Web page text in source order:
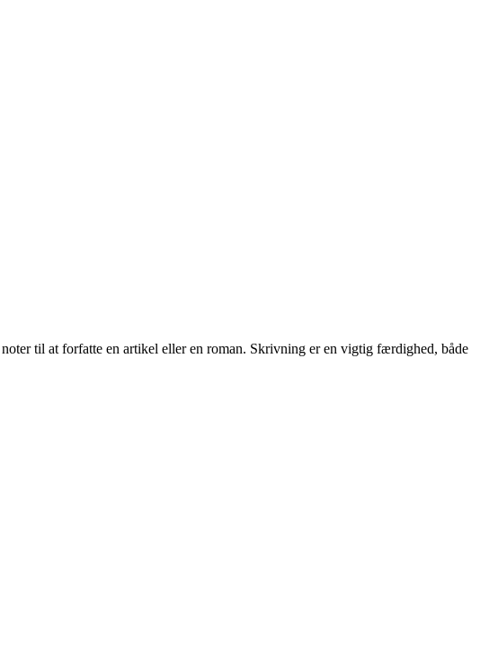
til at forfatte en artikel eller en roman. Skrivning er en vigtig færdighed, både